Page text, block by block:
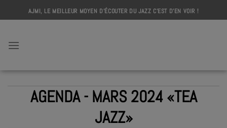
to
AJMI, LE MEILLEUR MOYEN D'ÉCOUTER DU JAZZ C'EST D'EN VOIR !
AGENDA - MARS 2024 «TEA
JAZZ»